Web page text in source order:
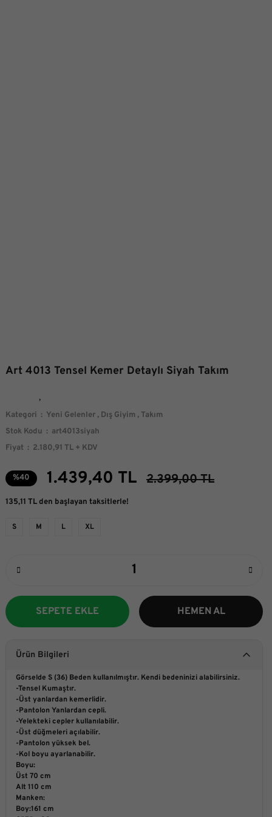
Art 4013 Tensel Kemer Detaylı Siyah Takım
Kategori Yeni Gelenler , Dış Giyim , Takım
Stok Kodu
art4013siyah
Fiyat
2.180,91 TL + KDV
%40 1.439,40 TL 2.399,00 TL
135,11 TL den başlayan taksitlerle!
S M L XL
SEPETE EKLE HEMEN AL
Ürün Bilgileri
Görselde S (36) Beden kullanılmıştır. Kendi bedeninizi alabilirsiniz.
-Tensel Kumaştır.
-Üst yanlardan kemerlidir.
-Pantolon Yanlardan cepli.
-Yelekteki cepler kullanılabilir.
-Üst düğmeleri açılabilir.
-Pantolon yüksek bel.
-Kol boyu ayarlanabilir.
Boyu:
Üst 70 cm
Alt 110 cm
Manken:
Boy:161 cm